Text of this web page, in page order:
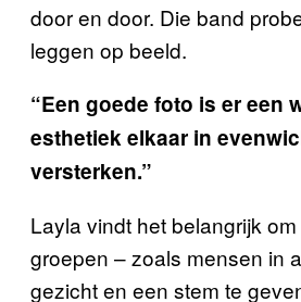
door en door. Die band
leggen op beeld.
“Een goede foto is er een
esthetiek elkaar in
versterken.”
Layla vindt het belangrijk
groepen – zoals mensen in
gezicht en een stem te